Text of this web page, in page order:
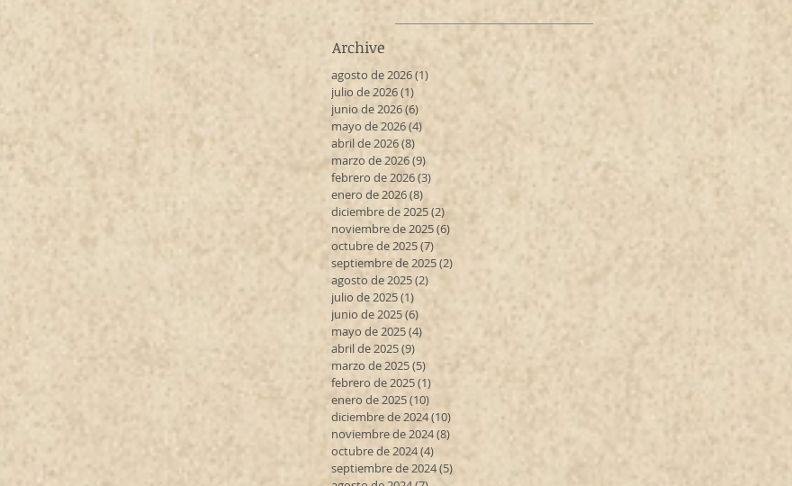
Archive
agosto de 2026(1)
julio de 2026(1)
junio de 2026(6)
mayo de 2026(4)
abril de 2026(8)
marzo de 2026(9) 9 entradas
febrero de 2026(3)
enero de 2026(8)
diciembre de 2025(2)2 entradas
noviembre de 2025(6)
octubre de 2025(7)
septiembre de 2025(2)
agosto de 2025(2) 2 entradas
julio de 2025(1) 1 entrada
junio de 2025(6)
mayo de 2025(4) 4 entradas
abril de 2025(9)
marzo de 2025(5)
febrero de 2025(1)
enero de 2025(10)
diciembre de 2024(10) 10 entradas
noviembre de 2024(8)
octubre de 2024(4)
septiembre de 2024(5)